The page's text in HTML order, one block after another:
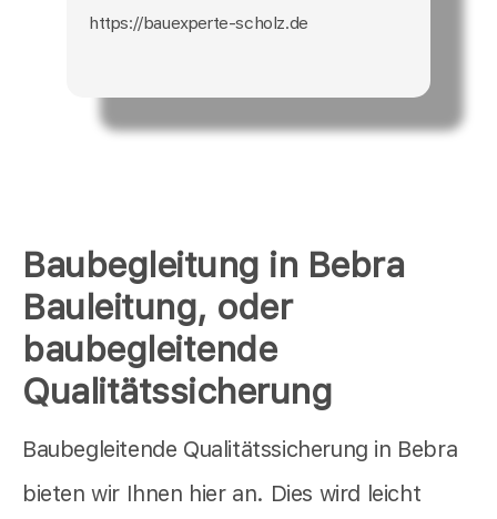
Baubegleitung in Bebra
Bauleitung, oder
baubegleitende
Qualitätssicherung
Baubegleitende Qualitätssicherung in Bebra
bieten wir Ihnen hier an. Dies wird leicht
https://bauexperte-scholz.de